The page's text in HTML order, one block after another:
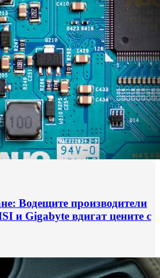
Водещите производители
и Gigabyte вдигат цените с